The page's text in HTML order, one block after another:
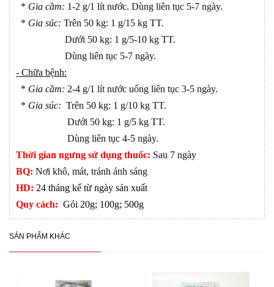
* Gia cầm: 1-2 g/1 lít nước. Dùng liên tục 5-7 ngày.
* Gia súc: Trên 50 kg: 1 g/15 kg TT.
Dưới 50 kg: 1 g/5-10 kg TT.
Dùng liên tục 5-7 ngày.
- Chữa bệnh:
* Gia cầm: 2-4 g/1 lít nước uống liên tục 3-5 ngày.
* Gia súc: Trên 50 kg: 1 g/10 kg TT.
Dưới 50 kg: 1 g/5 kg TT.
Dùng liên tục 4-5 ngày.
Thời gian ngưng sử dụng thuốc: Sau 7 ngày
BQ: Nơi khô, mát, tránh ánh sáng
HD: 24 tháng kể từ ngày sản xuất
Quy cách: Gói 20g; 100g; 500g
SẢN PHẨM KHÁC